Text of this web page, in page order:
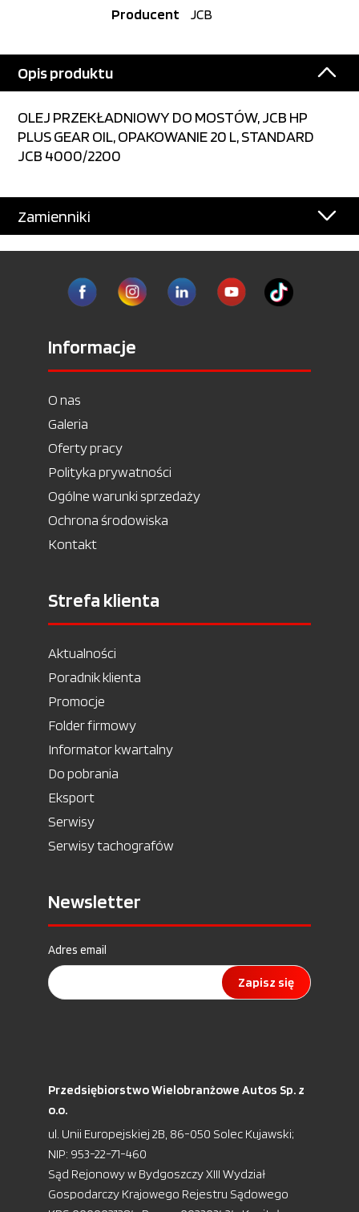
Producent
JCB
Opis produktu
OLEJ PRZEKŁADNIOWY DO MOSTÓW, JCB HP
PLUS GEAR OIL, OPAKOWANIE 20 L, STANDARD
JCB 4000/2200
Zamienniki
Informacje
O nas
Galeria
Oferty pracy
Polityka prywatności
Ogólne warunki sprzedaży
Ochrona środowiska
Kontakt
Strefa klienta
Aktualności
Poradnik klienta
Promocje
Folder firmowy
Informator kwartalny
Do pobrania
Eksport
Serwisy
Serwisy tachografów
Newsletter
Adres email
Zapisz się
Przedsiębiorstwo Wielobranżowe Autos Sp. z
o.o.
ul. Unii Europejskiej 2B, 86-050 Solec Kujawski;
NIP: 953-22-71-460
Sąd Rejonowy w Bydgoszczy XIII Wydział
Gospodarczy Krajowego Rejestru Sądowego